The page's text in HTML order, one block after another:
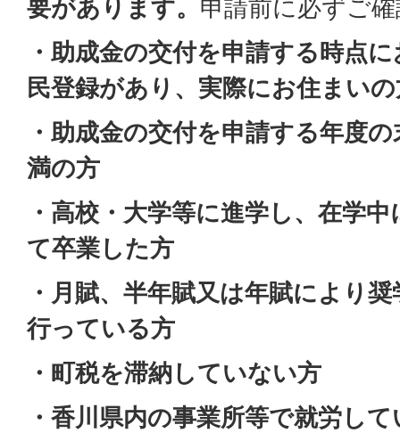
要があります。 申請前に必ずご
・助成金の交付を申請する時点
民登録があり、実際にお住まい
・助成金の交付を申請する年度
満の方
・高校・大学等に進学し、在学
て卒業した方
・月賦、半年賦又は年賦により
行っている方
・町税を滞納していない方
・香川県内の事業所等で就労し